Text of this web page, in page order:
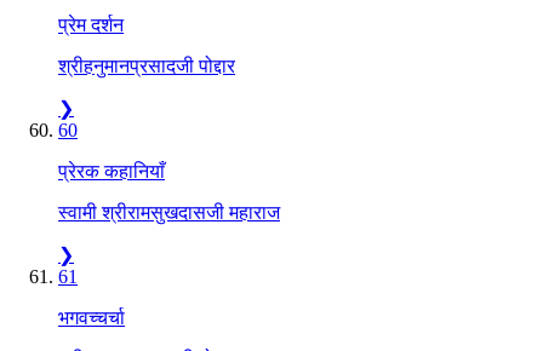
प्रेम दर्शन
श्रीहनुमानप्रसादजी पोद्दार
❯
60
प्रेरक कहानियाँ
स्वामी श्रीरामसुखदासजी महाराज
❯
61
भगवच्चर्चा